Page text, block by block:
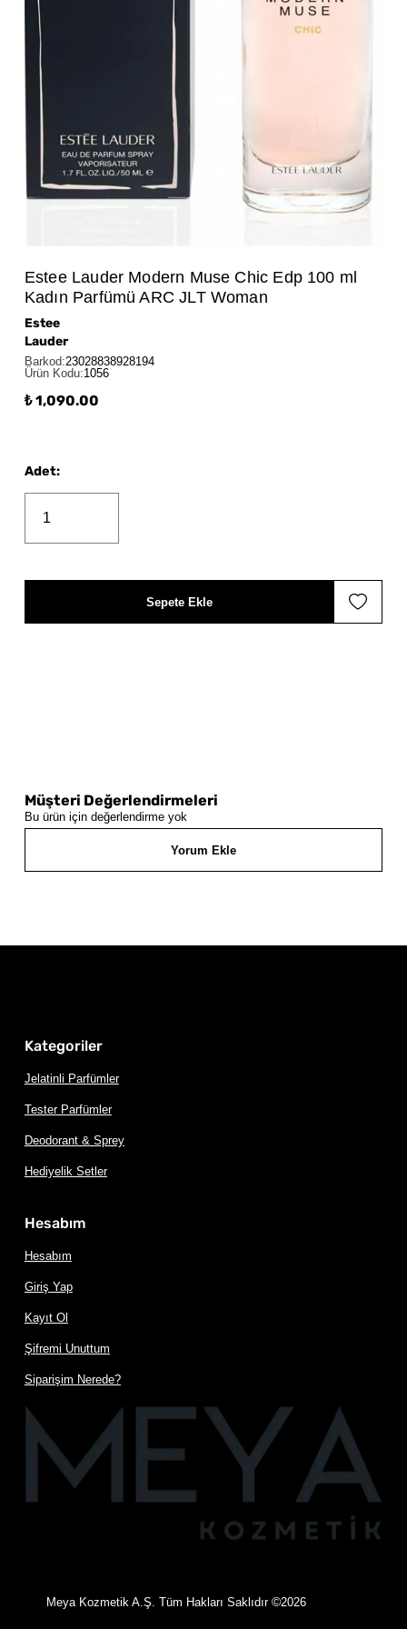
Estee Lauder Modern Muse Chic Edp 100 ml
Kadın Parfümü ARC JLT Woman
Estee
Lauder
Barkod:23028838928194
Ürün Kodu:1056
₺ 1,090.00
Adet:
Sepete Ekle
Müşteri Değerlendirmeleri
Bu ürün için değerlendirme yok
Yorum Ekle
Kategoriler
Jelatinli Parfümler
Tester Parfümler
Deodorant & Sprey
Hediyelik Setler
Hesabım
Hesabım
Giriş Yap
Kayıt Ol
Şifremi Unuttum
Siparişim Nerede?
Meya Kozmetik A.Ş. Tüm Hakları Saklıdır ©2026